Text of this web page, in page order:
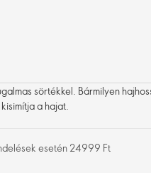
sörtékkel. Bármilyen
a hajat.
esetén 24999 Ft